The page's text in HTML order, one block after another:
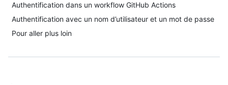
Authentification dans un workflow GitHub Actions
Authentification avec un nom d’utilisateur et un mot de passe
Pour aller plus loin